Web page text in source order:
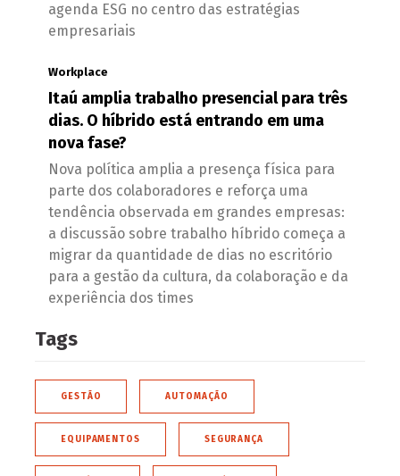
agenda ESG no centro das estratégias
empresariais
Workplace
Itaú amplia trabalho presencial para três
dias. O híbrido está entrando em uma
nova fase?
Nova política amplia a presença física para
parte dos colaboradores e reforça uma
tendência observada em grandes empresas:
a discussão sobre trabalho híbrido começa a
migrar da quantidade de dias no escritório
para a gestão da cultura, da colaboração e da
experiência dos times
Tags
GESTÃO AUTOMAÇÃO
EQUIPAMENTOS SEGURANÇA